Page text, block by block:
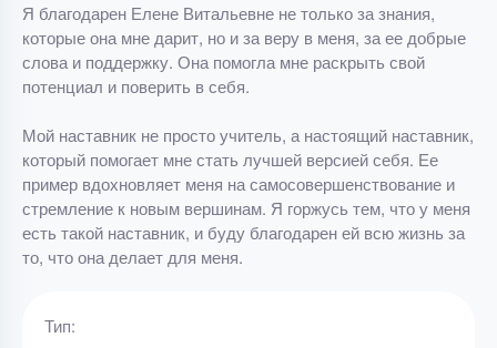
Я благодарен Елене Витальевне не только за знания,
которые она мне дарит, но и за веру в меня, за ее добрые
слова и поддержку. Она помогла мне раскрыть свой
потенциал и поверить в себя.
Мой наставник не просто учитель, а настоящий наставник,
который помогает мне стать лучшей версией себя. Ее
пример вдохновляет меня на самосовершенствование и
стремление к новым вершинам. Я горжусь тем, что у меня
есть такой наставник, и буду благодарен ей всю жизнь за
то, что она делает для меня.
Тип: